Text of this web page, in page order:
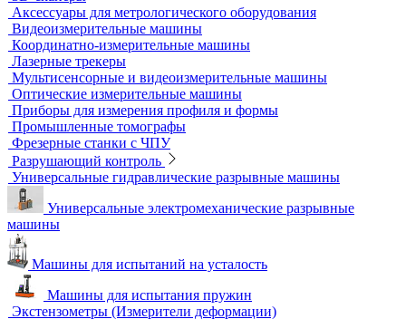
Автоматизация и роботизация
Автоматизация производственных процессов
Оборудование для контроля качества геометрии
Вертикальные фрезерные станки по металлу
Комлектующие для КИМ
Лазерные маркировщики
Оборудование для контроля геометрии
3D-сканеры
Аксессуары для метрологического оборудования
Видеоизмерительные машины
Координатно-измерительные машины
Лазерные трекеры
Мультисенсорные и видеоизмерительные машины
Оптические измерительные машины
Приборы для измерения профиля и формы
Промышленные томографы
Фрезерные станки с ЧПУ
Разрушающий контроль
Универсальные гидравлические разрывные машины